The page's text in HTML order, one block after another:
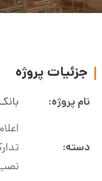
جزئیات پروژه
نام پروژه:
دسته: